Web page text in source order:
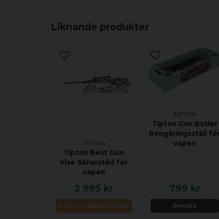
Liknande produkter
TIPTON
Tipton Best Gun
Vise Skruvstäd för
vapen
2 995 kr
LÄGG I VARUKORGEN
TIPTON
Tipton Gun Butler
Rengöringsställ för
vapen
799 kr
Bevaka